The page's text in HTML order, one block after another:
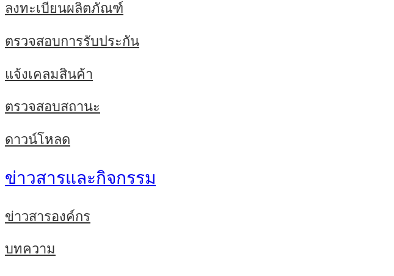
ลงทะเบียนผลิตภัณฑ์
ตรวจสอบการรับประกัน
แจ้งเคลมสินค้า
ตรวจสอบสถานะ
ดาวน์โหลด
ข่าวสารและกิจกรรม
ข่าวสารองค์กร
บทความ